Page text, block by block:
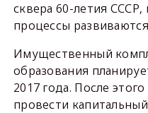
сквера 60-летия
процессы
Имущественный
образования
2017 года. После
провести